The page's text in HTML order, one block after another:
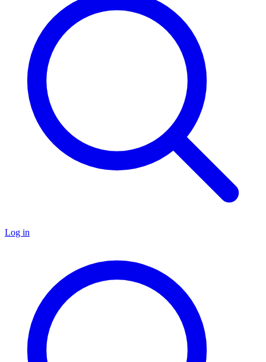
Log in